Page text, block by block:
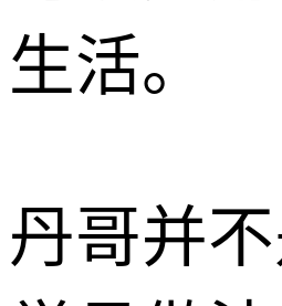
生活。
丹哥并